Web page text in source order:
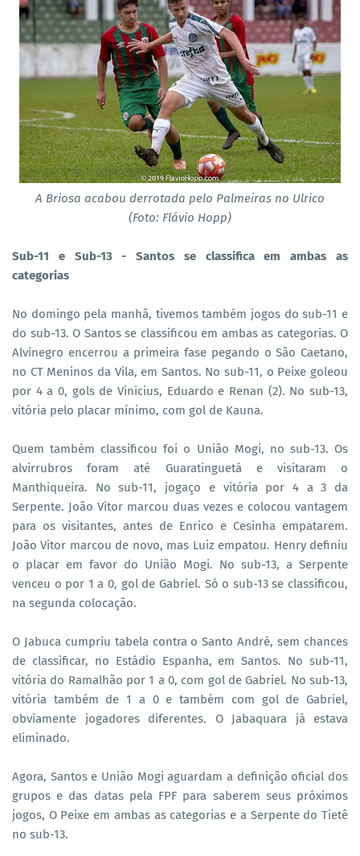
A Briosa acabou derrotada pelo Palmeiras no Ulrico
(Foto: Flávio Hopp)
Sub-11 e Sub-13 - Santos se classifica em ambas as
categorias
No domingo pela manhã, tivemos também jogos do sub-11 e
do sub-13. O Santos se classificou em ambas as categorias. O
Alvinegro encerrou a primeira fase pegando o São Caetano,
no CT Meninos da Vila, em Santos. No sub-11, o Peixe goleou
por 4 a 0, gols de Vinicius, Eduardo e Renan (2). No sub-13,
vitória pelo placar mínimo, com gol de Kauna.
Quem também classificou foi o União Mogi, no sub-13. Os
alvirrubros foram até Guaratinguetá e visitaram o
Manthiqueira. No sub-11, jogaço e vitória por 4 a 3 da
Serpente. João Vitor marcou duas vezes e colocou vantagem
para os visitantes, antes de Enrico e Cesinha empatarem.
João Vitor marcou de novo, mas Luiz empatou. Henry definiu
o placar em favor do União Mogi. No sub-13, a Serpente
venceu o por 1 a 0, gol de Gabriel. Só o sub-13 se classificou,
na segunda colocação.
O Jabuca cumpriu tabela contra o Santo André, sem chances
de classificar, no Estádio Espanha, em Santos. No sub-11,
vitória do Ramalhão por 1 a 0, com gol de Gabriel. No sub-13,
vitória também de 1 a 0 e também com gol de Gabriel,
obviamente jogadores diferentes. O Jabaquara já estava
eliminado.
Agora, Santos e União Mogi aguardam a definição oficial dos
grupos e das datas pela FPF para saberem seus próximos
jogos, O Peixe em ambas as categorias e a Serpente do Tietê
no sub-13.